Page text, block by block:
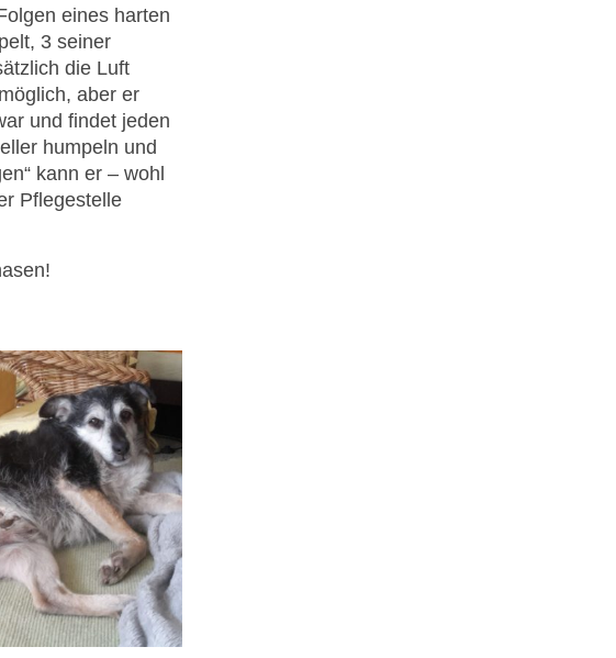
eines harten
3 seiner
die Luft
aber er
und findet jeden
humpeln und
kann er – wohl
Pflegestelle